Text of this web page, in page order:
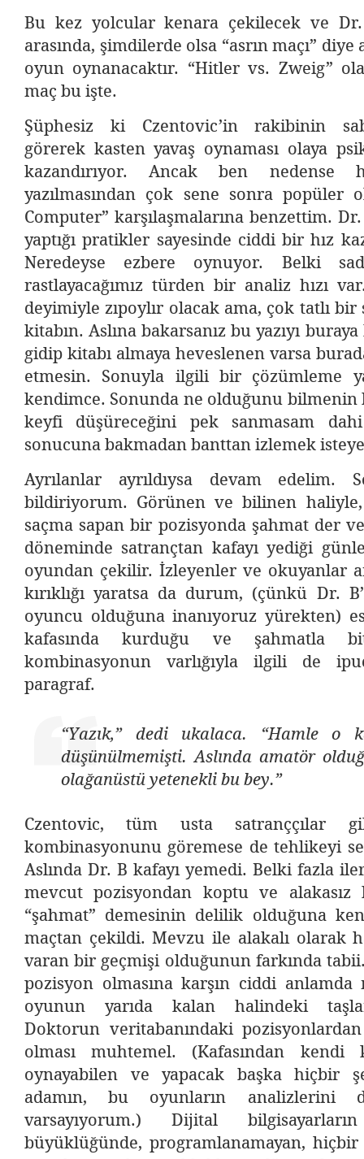
Bu kez yolcular kenara çekilecek ve
arasında, şimdilerde olsa “asrın maçı” diye
oyun oynanacaktır. “Hitler vs. Zweig”
maç bu işte.
Şüphesiz ki Czentovic’in rakibinin
görerek kasten yavaş oynaması olaya
kazandırıyor. Ancak ben nedense
yazılmasından çok sene sonra popüler
Computer” karşılaşmalarına benzettim.
yaptığı pratikler sayesinde ciddi bir hız
Neredeyse ezbere oynuyor. Belki
rastlayacağımız türden bir analiz hızı
deyimiyle zıpoylır olacak ama, çok tatlı bir
kitabın. Aslına bakarsanız bu yazıyı
gidip kitabı almaya heveslenen varsa
etmesin. Sonuyla ilgili bir çözümleme
kendimce. Sonunda ne olduğunu bilmenin
keyfi düşüreceğini pek sanmasam dahi
sonucuna bakmadan banttan izlemek
Ayrılanlar ayrıldıysa devam edelim.
bildiriyorum. Görünen ve bilinen
saçma sapan bir pozisyonda şahmat der
döneminde satrançtan kafayı yediği
oyundan çekilir. İzleyenler ve okuyanlar
kırıklığı yaratsa da durum, (çünkü Dr.
oyuncu olduğuna inanıyoruz yürekten)
kafasında kurduğu ve şahmatla
kombinasyonun varlığıyla ilgili de
paragraf.
“Yazık,” dedi ukalaca. “Hamle o
düşünülmemişti. Aslında amatör
olağanüstü yetenekli bu bey.”
Czentovic, tüm usta satranççılar
kombinasyonunu göremese de tehlikeyi
Aslında Dr. B kafayı yemedi. Belki fazla
mevcut pozisyondan koptu ve alakasız
“şahmat” demesinin delilik olduğuna
maçtan çekildi. Mevzu ile alakalı olarak
varan bir geçmişi olduğunun farkında
pozisyon olmasına karşın ciddi
oyunun yarıda kalan halindeki
Doktorun veritabanındaki
olması muhtemel. (Kafasından kendi
oynayabilen ve yapacak başka hiçbir
adamın, bu oyunların analizlerini
varsayıyorum.) Dijital
büyüklüğünde, programlanamayan, hiçbir